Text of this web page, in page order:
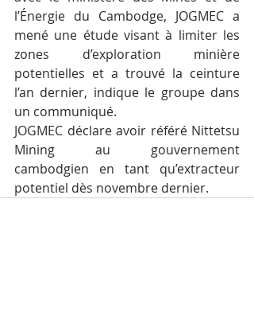
l’Énergie du Cambodge, JOGMEC a
mené une étude visant à limiter les
zones d’exploration minière
potentielles et a trouvé la ceinture
l’an dernier, indique le groupe dans
un communiqué.
JOGMEC déclare avoir référé Nittetsu
Mining au gouvernement
cambodgien en tant qu’extracteur
potentiel dès novembre dernier.